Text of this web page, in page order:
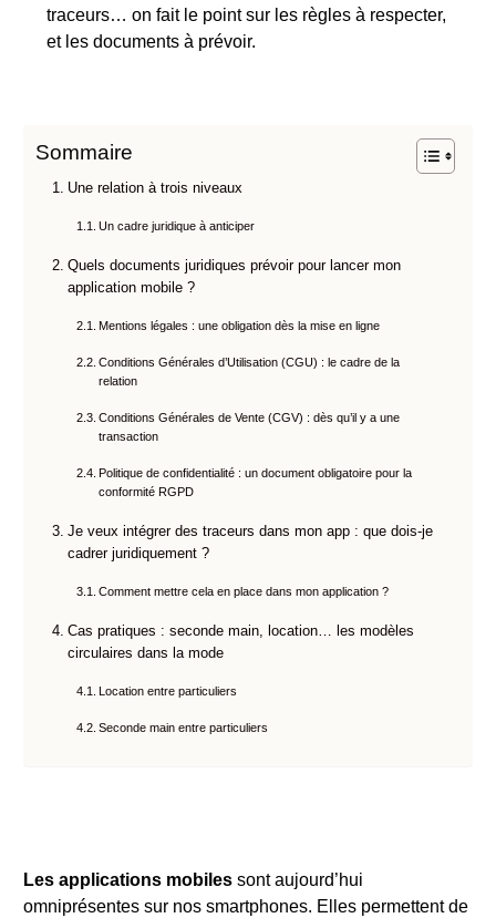
traceurs… on fait le point sur les règles à respecter,
et les documents à prévoir.
Sommaire
Une relation à trois niveaux
Un cadre juridique à anticiper
Quels documents juridiques prévoir pour lancer mon
application mobile ?
Mentions légales : une obligation dès la mise en ligne
Conditions Générales d’Utilisation (CGU) : le cadre de la
relation
Conditions Générales de Vente (CGV) : dès qu’il y a une
transaction
Politique de confidentialité : un document obligatoire pour la
conformité RGPD
Je veux intégrer des traceurs dans mon app : que dois-je
cadrer juridiquement ?
Comment mettre cela en place dans mon application ?
Cas pratiques : seconde main, location… les modèles
circulaires dans la mode
Location entre particuliers
Seconde main entre particuliers
Les applications mobiles sont aujourd’hui
omniprésentes sur nos smartphones. Elles permettent de